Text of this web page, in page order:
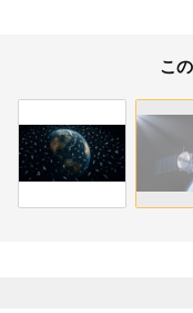
こ